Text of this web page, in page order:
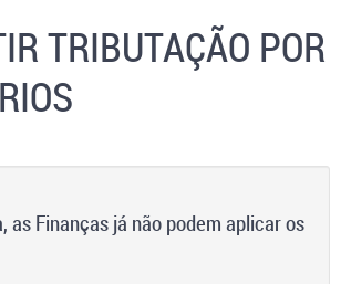
TRIBUTAÇÃO POR
Finanças já não podem aplicar os